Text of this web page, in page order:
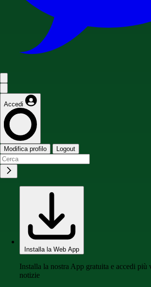
Accedi
Modifica profilo Logout
Installa la Web App
Installa la nostra App gratuita e accedi più
notizie